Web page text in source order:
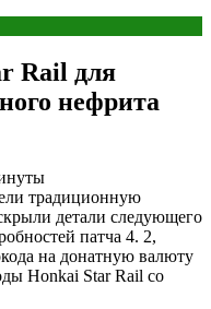
Rail для
нефрита
традиционную
детали следующего
патча 4. 2,
на донатную валюту
Honkai Star Rail со